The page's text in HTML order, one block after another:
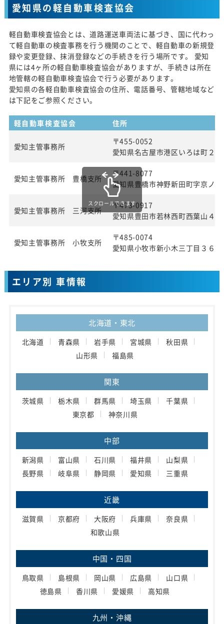
愛知県の軽自動車検査協会
軽自動車検査協会とは、道路運送車両法に基づき、国に代わっ
て軽自動車の検査事務を行う機関のことで、軽自動車の新規登
録や変更登録、抹消登録などの手続きを行う場所です。 愛知
県には4ヶ所の軽自動車検査協会がありますが、手続きは所在
地管轄の軽自動車検査協会で行う必要があります。
愛知県の各軽自動車検査協会の住所、電話番号、管轄地域など
は下記をご参照ください。
軽自動車検査協会 住所
愛知主管事務所
〒455-0052
愛知県名古屋市港区いろは町２
愛知主管事務所 豊橋支所
〒441-8077
愛知県豊橋市神野新田町字京ノ
愛知主管事務所 三河支所
〒473-0917
愛知県豊田市若林西町西葉山４
愛知主管事務所 小牧支所
〒485-0074
愛知県小牧市新小木三丁目３６
スクロールできます
エリア別 車情報
北海道・東北
北海道 青森県 岩手県 宮城県
秋田県
山形県
福島県
関東
茨城県 栃木県 群馬県 埼玉県
千葉県
東京都
神奈川県
中部
新潟県 富山県 石川県 福井県
山梨県
長野県
岐阜県 静岡県 愛知県 三重県
近畿
滋賀県 京都府 大阪府 兵庫県
奈良県
和歌山県
中国・四国
鳥取県 島根県 岡山県 広島県
山口県
徳島県
香川県 愛媛県 高知県
九州・沖縄